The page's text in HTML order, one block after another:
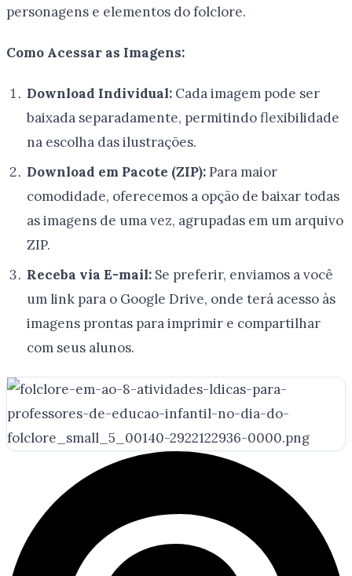
personagens e elementos do folclore.
Como Acessar as Imagens:
Download Individual:Cada imagem pode ser
baixada separadamente, permitindo flexibilidade
na escolha das ilustrações.
Download em Pacote (ZIP):Para maior
comodidade, oferecemos a opção de baixar todas
as imagens de uma vez, agrupadas em um arquivo
ZIP.
Receba via E-mail:Se preferir, enviamos a você
um link para o Google Drive, onde terá acesso às
imagens prontas para imprimir e compartilhar
com seus alunos.